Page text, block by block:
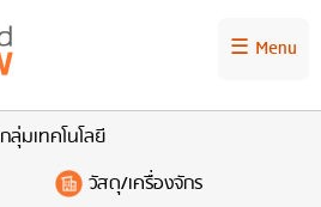
☰ Menu
กลุ่มเทคโนโลยี
วัสดุ/เครื่องจักร